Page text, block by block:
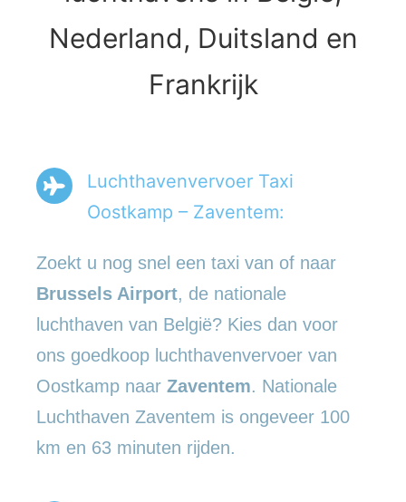
Nederland, Duitsland en
Frankrijk
Luchthavenvervoer Taxi
Oostkamp – Zaventem:
Zoekt u nog snel een taxi van of naar
Brussels Airport, de nationale
luchthaven van België? Kies dan voor
ons goedkoop luchthavenvervoer van
Oostkamp naar Zaventem. Nationale
Luchthaven Zaventem is ongeveer 100
km en 63 minuten rijden.